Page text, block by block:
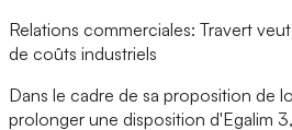
Relations commerciales: Travert
de coûts industriels
Dans le cadre de sa proposition de
prolonger une disposition d'Egalim